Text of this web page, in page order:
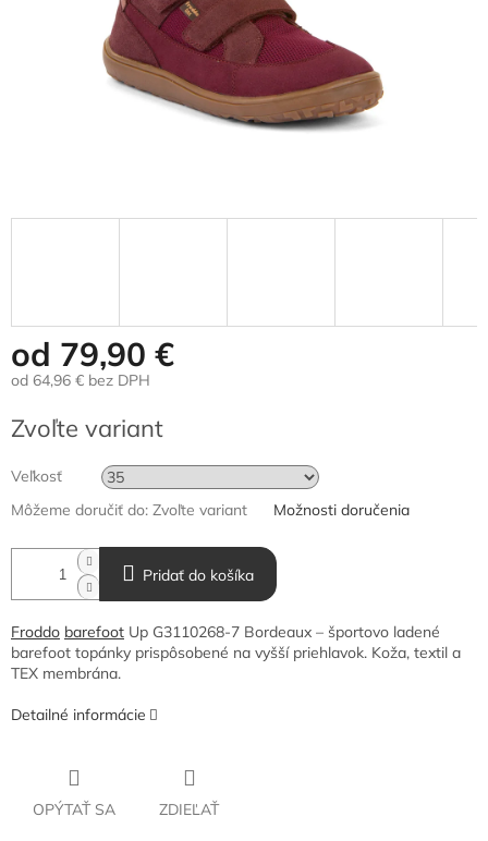
od 79,90 €
od 64,96 € bez DPH
cena:
Zvoľte variant
Veľkosť
Môžeme doručiť do: Zvoľte variant Možnosti doručenia
Pridať do košíka
Froddo barefoot Up G3110268-7 Bordeaux – športovo ladené
barefoot topánky prispôsobené na vyšší priehlavok. Koža, textil a
TEX membrána.
Detailné informácie
OPÝTAŤ SA ZDIEĽAŤ